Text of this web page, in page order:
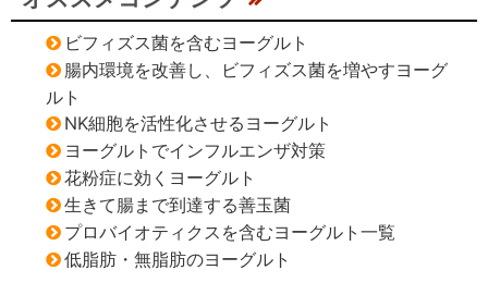
ビフィズス菌を含むヨーグルト
腸内環境を改善し、ビフィズス菌を増やすヨーグ
ルト
NK細胞を活性化させるヨーグルト
ヨーグルトでインフルエンザ対策
花粉症に効くヨーグルト
生きて腸まで到達する善玉菌
プロバイオティクスを含むヨーグルト一覧
低脂肪・無脂肪のヨーグルト